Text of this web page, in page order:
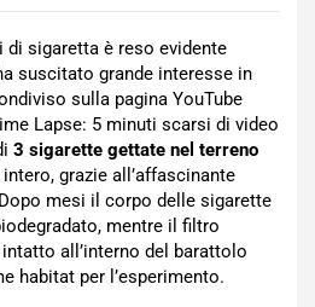
di sigaretta è reso evidente
suscitato grande interesse in
sulla pagina YouTube
Lapse: 5 minuti scarsi di video
3 sigarette gettate nel terreno
grazie all’affascinante
mesi il corpo delle sigarette
mentre il filtro
all’interno del barattolo
habitat per l’esperimento.